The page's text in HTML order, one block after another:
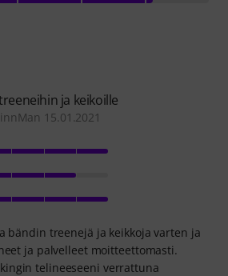
ja keikoille
15.01.2021
bändin treenejä ja keikkoja varten ja
ja palvelleet moitteettomasti.
telineeseeni verrattuna